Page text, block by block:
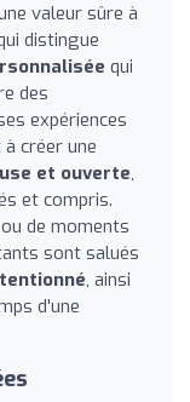
valeur sûre à
distingue
qui
des
expériences
créer une
et ouverte,
et compris.
de moments
sont salués
, ainsi
d'une